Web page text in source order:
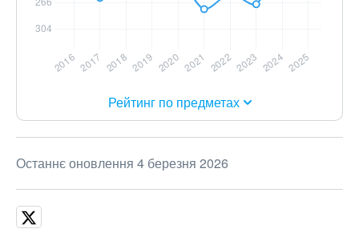
Рейтинг по предметах
Останнє оновлення 4 березня 2026